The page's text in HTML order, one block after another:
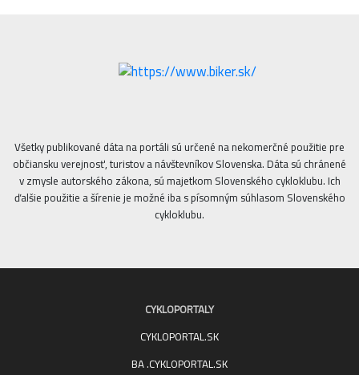
Všetky publikované dáta na portáli sú určené na nekomerčné použitie pre
občiansku verejnosť, turistov a návštevníkov Slovenska. Dáta sú chránené
v zmysle autorského zákona, sú majetkom Slovenského cykloklubu. Ich
ďalšie použitie a šírenie je možné iba s písomným súhlasom Slovenského
cykloklubu.
CYKLOPORTALY
CYKLOPORTAL.SK
BA .CYKLOPORTAL.SK